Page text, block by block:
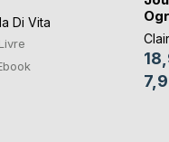
Di Vita
Livre